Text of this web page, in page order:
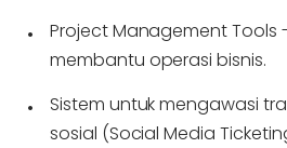
Project Management
membantu operasi bisnis.
Sistem untuk mengawasi
sosial (Social Media